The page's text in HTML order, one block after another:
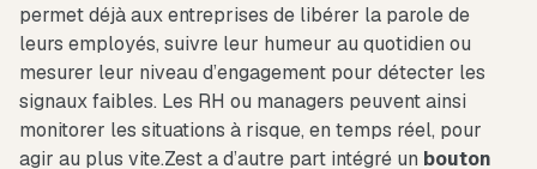
permet déjà aux entreprises de libérer la parole de
leurs employés, suivre leur humeur au quotidien ou
mesurer leur niveau d’engagement pour détecter les
signaux faibles. Les RH ou managers peuvent ainsi
monitorer les situations à risque, en temps réel, pour
agir au plus vite.Zest a d’autre part intégré un bouton